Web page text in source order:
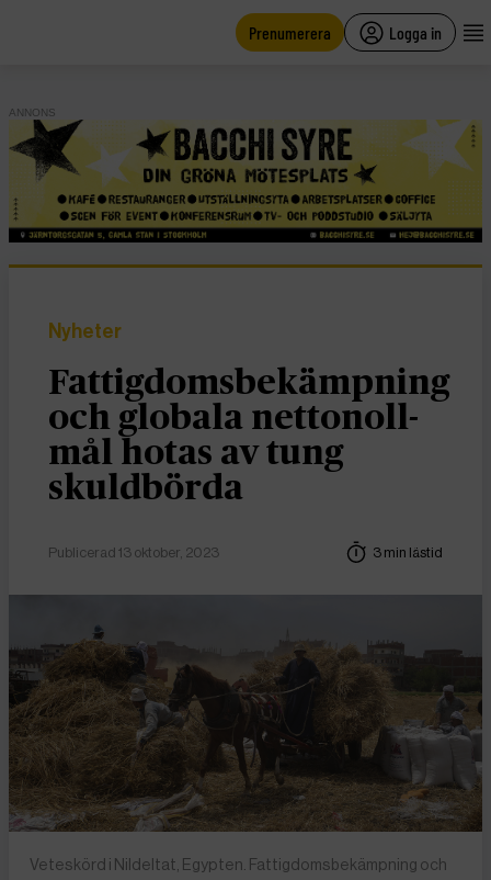
Prenumerera Logga in
ANNONS
Nyheter
Fattigdomsbekämpning
och globala nettonoll-
mål hotas av tung
skuldbörda
Publicerad 13 oktober, 2023 3 min lästid
Veteskörd i Nildeltat, Egypten. Fattigdomsbekämpning och